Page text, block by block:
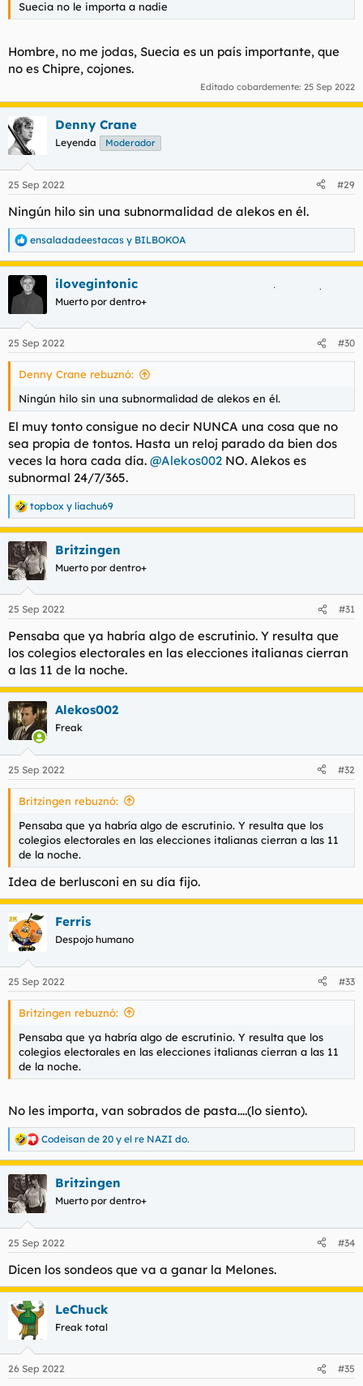
Suecia no le importa a nadie
Hombre, no me jodas, Suecia es un país importante, que
no es Chipre, cojones.
Editado cobardemente: 25 Sep 2022
Denny Crane
Leyenda Moderador
25 Sep 2022 #29
Ningún hilo sin una subnormalidad de alekos en él.
R
e
a
c
e
s
ensaladadeestacas y BILBOKOA
ilovegintonic
Muerto por dentro+
25 Sep 2022 #30
Denny Crane rebuznó:
Ningún hilo sin una subnormalidad de alekos en él.
El muy tonto consigue no decir NUNCA una cosa que no
sea propia de tontos. Hasta un reloj parado da bien dos
veces la hora cada día. @Alekos002 NO. Alekos es
subnormal 24/7/365.
R
e
a
c
c
i
e
:
topbox y liachu69
Britzingen
Muerto por dentro+
25 Sep 2022 #31
Pensaba que ya habría algo de escrutinio. Y resulta que
los colegios electorales en las elecciones italianas cierran
a las 11 de la noche.
Alekos002
Freak
25 Sep 2022 #32
Britzingen rebuznó:
Pensaba que ya habría algo de escrutinio. Y resulta que los
colegios electorales en las elecciones italianas cierran a las 11
de la noche.
Idea de berlusconi en su día fijo.
Ferris
Despojo humano
25 Sep 2022 #33
Britzingen rebuznó:
Pensaba que ya habría algo de escrutinio. Y resulta que los
colegios electorales en las elecciones italianas cierran a las 11
de la noche.
No les importa, van sobrados de pasta....(lo siento).
R
e
a
c
c
i
e
:
Codeisan de 20 y el re NAZI do.
Britzingen
Muerto por dentro+
25 Sep 2022 #34
Dicen los sondeos que va a ganar la Melones.
LeChuck
Freak total
26 Sep 2022 #35